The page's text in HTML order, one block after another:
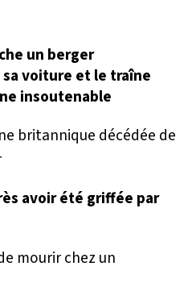
un berger
sa voiture et le traîne
insoutenable
avoir été griffée par